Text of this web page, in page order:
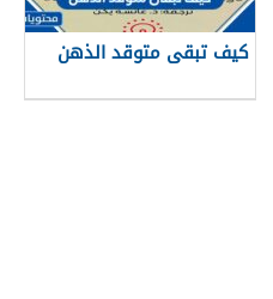
كيف تبقى متوقد الذهن